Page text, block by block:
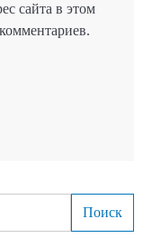
сайта в этом
Поиск